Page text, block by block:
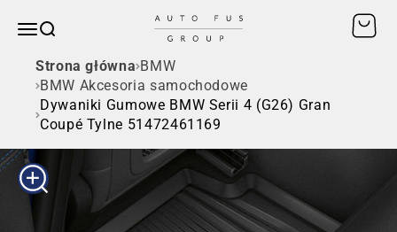
Otwórz menu nawigacji
SZUKAJ AUTO FUS GROUP
Strona główna BMW
BMW Akcesoria samochodowe
Dywaniki Gumowe BMW Serii 4 (G26) Gran
Coupé Tylne 51472461169
Przybliż